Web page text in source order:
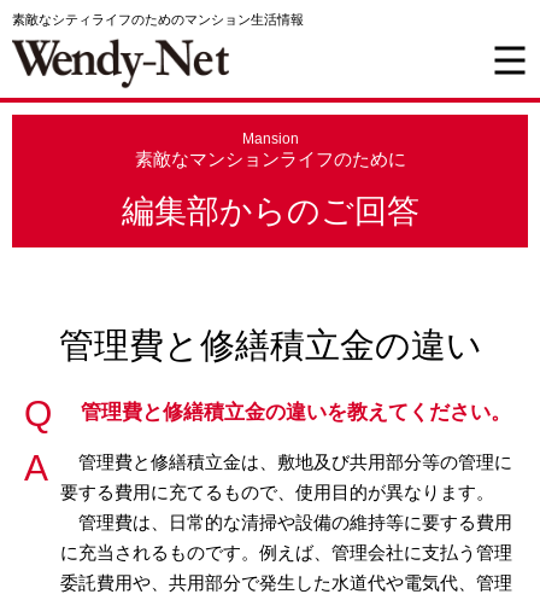
素敵なシティライフのためのマンション生活情報
Mansion
素敵なマンションライフのために
編集部からのご回答
管理費と修繕積立金の違い
管理費と修繕積立金の違いを教えてください。
管理費と修繕積立金は、敷地及び共用部分等の管理に
要する費用に充てるもので、使用目的が異なります。
管理費は、日常的な清掃や設備の維持等に要する費用
に充当されるものです。例えば、管理会社に支払う管理
委託費用や、共用部分で発生した水道代や電気代、管理